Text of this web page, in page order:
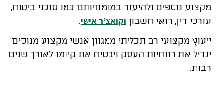
מקצוע נוספים ולהיעזר במומחיותם כמו סוכני ביטוח,
עורכי דין, רואי חשבון וקואצ’ר אישי.
ייעוץ מקצועי רב תכליתי ממגוון אנשי מקצוע מנוסים
יגדיל את רווחיות העסק ויבטיח את קיומו לאורך שנים
רבות.